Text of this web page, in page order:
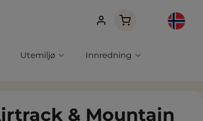
Handlekurven
Utemiljø Innredning
& Mountain